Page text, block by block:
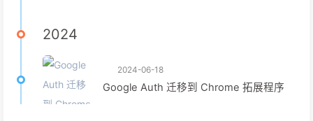
2024
2024-06-18
Google Auth 迁移到 Chrome 拓展程序